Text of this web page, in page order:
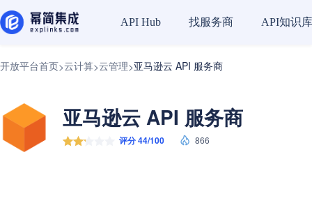
API Hub 找服务商 API知识库
开放平台首页>云计算>云管理>亚马逊云 API 服务商
亚马逊云 API 服务商
评分 44/100 866